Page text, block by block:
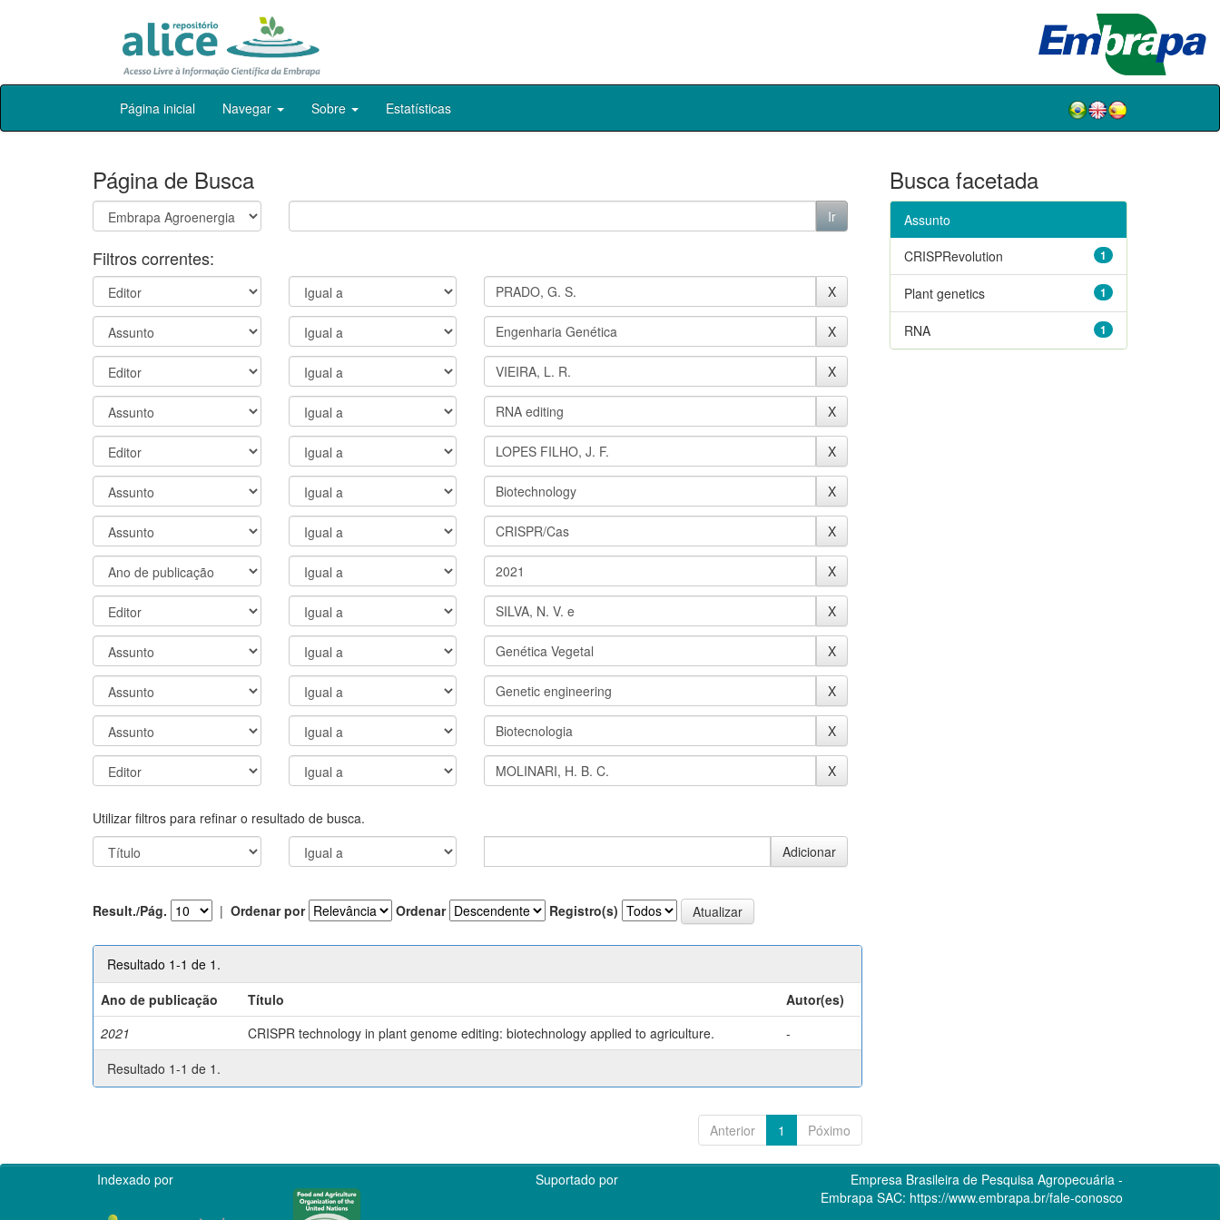
Skip
Página inicial Navegar Sobre Estatísticas
Página de Busca
Filtros correntes:
Utilizar filtros para refinar o resultado de busca.
Result./Pág. | Ordenar por Ordenar Registro(s)
Resultado 1-1 de 1.
Ano de publicação
Título
Autor(es)
2021
CRISPR technology in plant genome editing: biotechnology applied to agriculture.
-
Resultado 1-1 de 1.
Anterior 1 Póximo
Busca facetada
Assunto
1
CRISPRevolution
1
Plant genetics
1
RNA
Indexado por Suportado por
Empresa Brasileira de Pesquisa Agropecuária -
Embrapa SAC: https://www.embrapa.br/fale-conosco